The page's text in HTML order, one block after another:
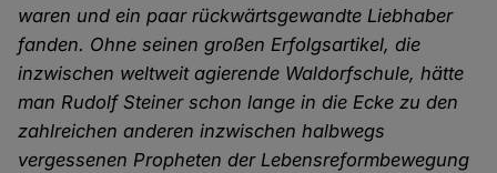
waren und ein paar rückwärtsgewandte Liebhaber
fanden. Ohne seinen großen Erfolgsartikel, die
inzwischen weltweit agierende Waldorfschule, hätte
man Rudolf Steiner schon lange in die Ecke zu den
zahlreichen anderen inzwischen halbwegs
vergessenen Propheten der Lebensreformbewegung